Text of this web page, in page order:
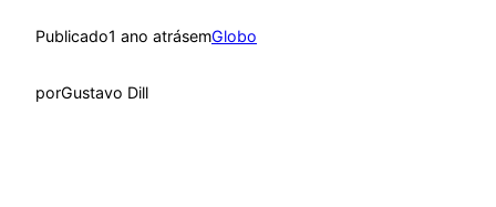
Publicado1 ano atrásemGlobo
porGustavo Dill